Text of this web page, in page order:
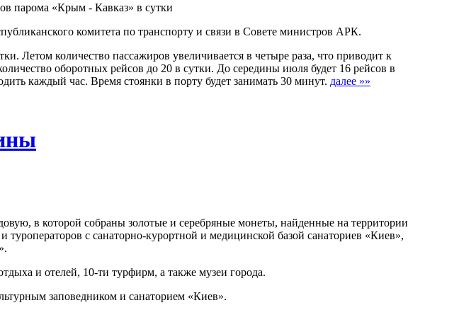
парома «Крым - Кавказ» в сутки
комитета по транспорту и связи в Совете министров АРК.
Летом количество пассажиров увеличивается в четыре раза, что приводит к
оборотных рейсов до 20 в сутки. До середины июля будет 16 рейсов в
каждый час. Время стоянки в порту будет занимать 30 минут. далее »»
в которой собраны золотые и серебряные монеты, найденные на территории
с санаторно-курортной и медицинской базой санаториев «Киев»,
и отелей, 10-ти турфирм, а также музеи города.
заповедником и санаторием «Киев».